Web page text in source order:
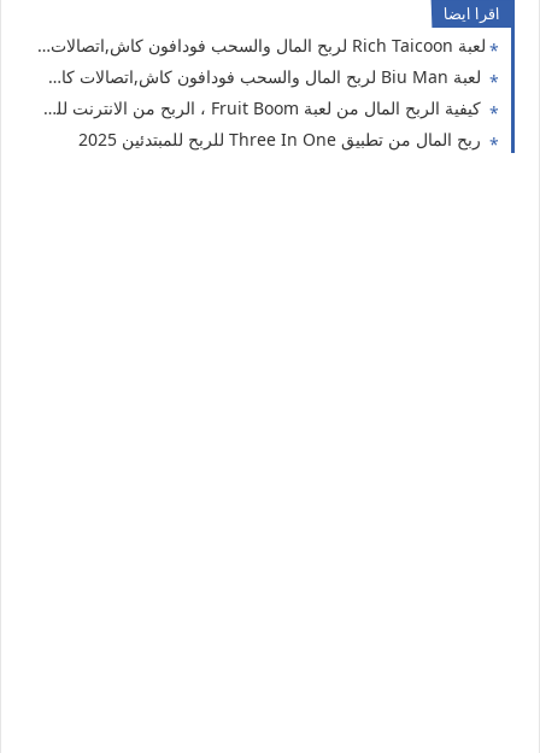
اقرا ايضا
لعبة Rich Taicoon لربح المال والسحب فودافون كاش,اتصالات كاش ،اورنج كاش
لعبة Biu Man لربح المال والسحب فودافون كاش,اتصالات كاش ،اورنج كاش
كيفية الربح المال من لعبة Fruit Boom ، الربح من الانترنت للمبتدئين
ربح المال من تطبيق Three In One للربح للمبتدئين 2025